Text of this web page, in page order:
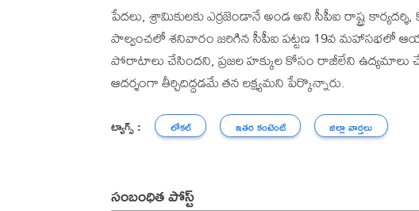
పేదలు, శ్రామికులకు ఎర్రజెండానే అండ అని సీపీఐ రాష్ట్ర
పాల్వంచలో శనివారం జరిగిన సీపీఐ పట్టణ 19వ మహాసభలో
పోరాటాలు చేసిందని, ప్రజల హక్కుల కోసం రాజీలేని ఉద్యమాలు
ఆదర్శంగా తీర్చిదిద్దడమే తన లక్ష్యమని పేర్కొన్నారు.
ట్యాగ్స్ : లోకల్ ఇతర కంటెంట్ జిల్లా వార్తలు
సంబంధిత పోస్ట్